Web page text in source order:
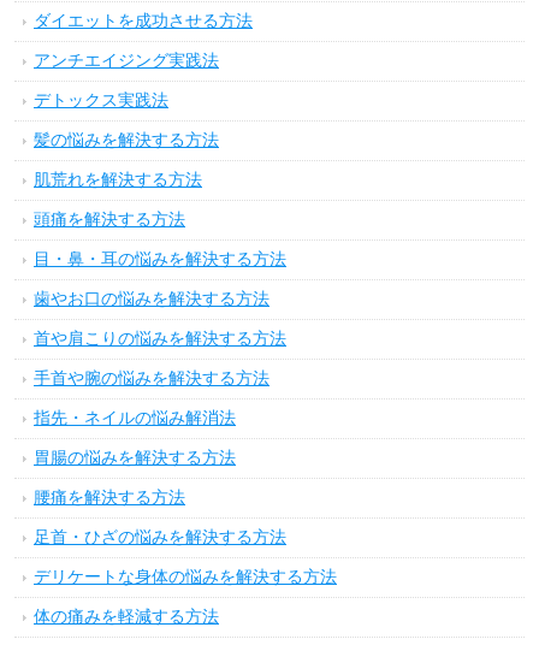
ダイエットを成功させる方法
アンチエイジング実践法
デトックス実践法
髪の悩みを解決する方法
肌荒れを解決する方法
頭痛を解決する方法
目・鼻・耳の悩みを解決する方法
歯やお口の悩みを解決する方法
首や肩こりの悩みを解決する方法
手首や腕の悩みを解決する方法
指先・ネイルの悩み解消法
胃腸の悩みを解決する方法
腰痛を解決する方法
足首・ひざの悩みを解決する方法
デリケートな身体の悩みを解決する方法
体の痛みを軽減する方法